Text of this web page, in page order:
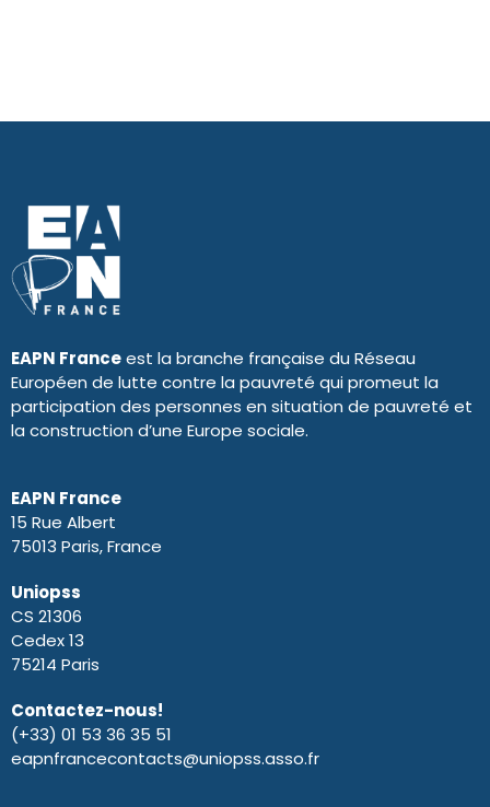
EAPN Franceest la branche française du Réseau
Européen de lutte contre la pauvreté qui promeut la
participation des personnes en situation de pauvreté et
la construction d’une Europe sociale.
EAPN France
15 Rue Albert
75013 Paris, France
Uniopss
CS 21306
Cedex 13
75214 Paris
Contactez-nous!
(+33) 01 53 36 35 51
eapnfrancecontacts@uniopss.asso.fr